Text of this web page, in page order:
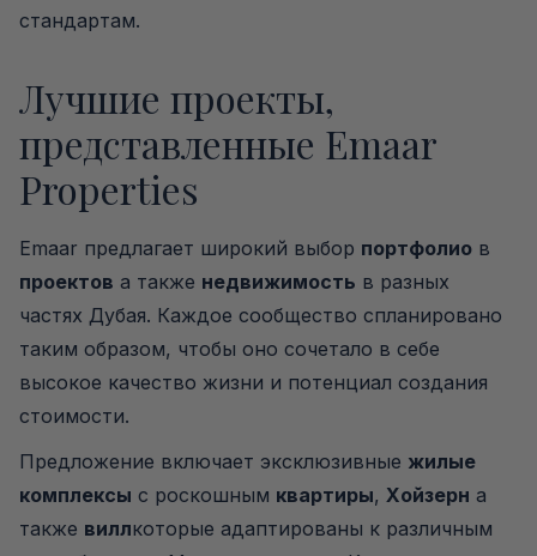
стандартам.
Лучшие проекты,
представленные Emaar
Properties
Emaar предлагает широкий выбор портфолио в
проектов а также недвижимость в разных
частях Дубая. Каждое сообщество спланировано
таким образом, чтобы оно сочетало в себе
высокое качество жизни и потенциал создания
стоимости.
Предложение включает эксклюзивные жилые
комплексы с роскошным квартиры, Хойзерн а
также виллкоторые адаптированы к различным